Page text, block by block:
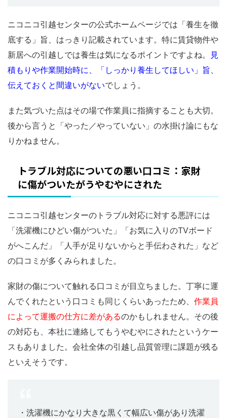
ニコニコ引越センターの公式ホームページでは「養生を徹
底する」旨、はっきり記載されています。特に賃貸物件や
新居への引越しでは養生は気になるポイントですよね。
見
積もりや作業開始時に、「しっかり養生してほしい」旨、
伝えておくと間違いがないでしょう。
また気づいた点はその場で作業員に指摘することも大切。
後から言うと「やった／やっていない」の水掛け論にもな
りかねません。
トラブル対応についての悪い口コミ：家財
に傷がついたがうやむやにされた
ニコニコ引越センターのトラブル対応に対する悪評には
「洗濯機にひどい傷がついた」「お気に入りのTVボード
がへこんだ」「人手が足りないからと手伝わされた」など
の口コミが多くみられました。
家財の傷について触れる口コミが目立ちました。丁寧に運
んでくれたという口コミも同じくらいあったため、 作業員
によって運搬の仕方に差があるのかもしれません。その後
の対応も、本社に連絡してもうやむやにされたというケー
スもありました。会社全体の引越し品質管理に課題が残る
といえそうです。
・洗濯機にかなり大きな黒くて幅広い傷があり洗濯